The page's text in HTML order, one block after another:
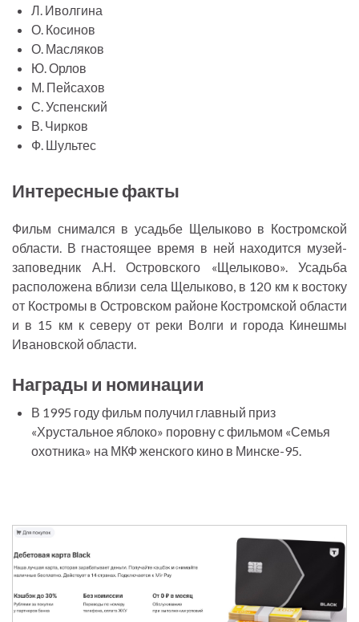
Л. Иволгина
О. Косинов
О. Масляков
Ю. Орлов
М. Пейсахов
С. Успенский
В. Чирков
Ф. Шультес
Интересные факты
Фильм снимался в усадьбе Щелыково в Костромской
области. В гнастоящее время в ней находится музей-
заповедник А.Н. Островского «Щелыково». Усадьба
расположена вблизи села Щелыково, в 120 км к востоку
от Костромы в Островском районе Костромской области
и в 15 км к северу от реки Волги и города Кинешмы
Ивановской области.
Награды и номинации
В 1995 году фильм получил главный приз
«Хрустальное яблоко» поровну с фильмом «Семья
охотника» на МКФ женского кино в Минске-95.